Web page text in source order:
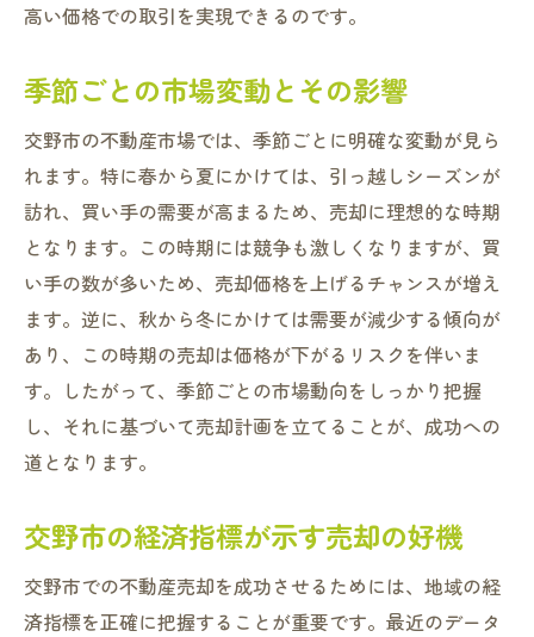
高い価格での取引を実現できるのです。
季節ごとの市場変動とその影響
交野市の不動産市場では、季節ごとに明確な変動が見ら
れます。特に春から夏にかけては、引っ越しシーズンが
訪れ、買い手の需要が高まるため、売却に理想的な時期
となります。この時期には競争も激しくなりますが、買
い手の数が多いため、売却価格を上げるチャンスが増え
ます。逆に、秋から冬にかけては需要が減少する傾向が
あり、この時期の売却は価格が下がるリスクを伴いま
す。したがって、季節ごとの市場動向をしっかり把握
し、それに基づいて売却計画を立てることが、成功への
道となります。
交野市の経済指標が示す売却の好機
交野市での不動産売却を成功させるためには、地域の経
済指標を正確に把握することが重要です。最近のデータ